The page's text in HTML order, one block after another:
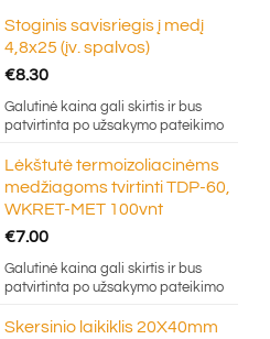
Stoginis savisriegis į medį
4,8x25 (įv. spalvos)
€8.30
Galutinė kaina gali skirtis ir bus
patvirtinta po užsakymo pateikimo
Lėkštutė termoizoliacinėms
medžiagoms tvirtinti TDP-60,
WKRET-MET 100vnt
€7.00
Galutinė kaina gali skirtis ir bus
patvirtinta po užsakymo pateikimo
Skersinio laikiklis 20X40mm